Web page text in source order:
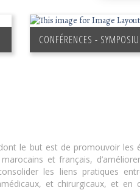
CONFÉRENCES -
le but est de promouvoir les
et français,
les liens pratiques
et chirurgicaux, et en